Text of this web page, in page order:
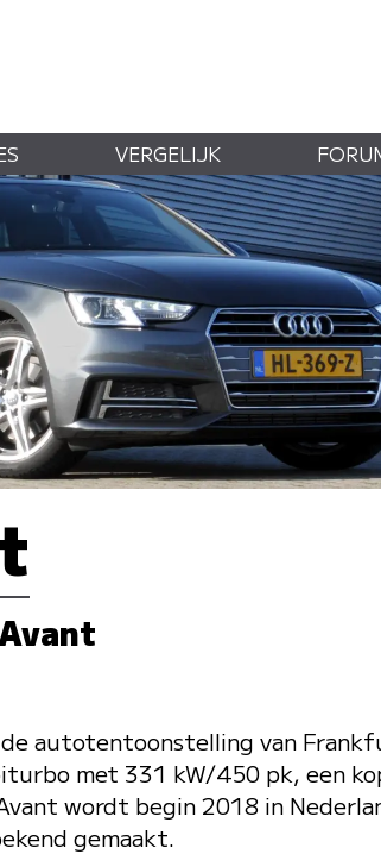
VERGELIJK
autotentoonstelling van
met 331 kW/450 pk, een
wordt begin 2018 in
gemaakt.